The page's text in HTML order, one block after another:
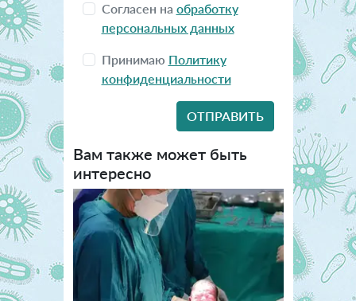
Согласен на обработку
персональных данных
Принимаю Политику
конфиденциальности
Вам также может быть
интересно